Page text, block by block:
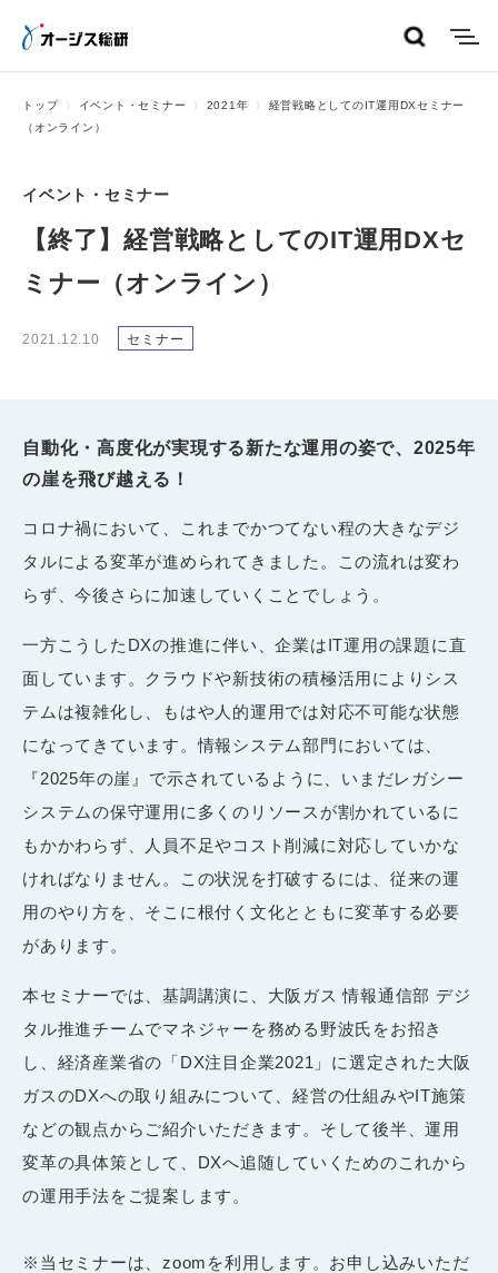
トップ イベント・セミナー 2021年
経営戦略としてのIT運用DXセミナー
（オンライン）
イベント・セミナー
【終了】経営戦略としてのIT運用DXセ
ミナー（オンライン）
2021.12.10 セミナー
自動化・高度化が実現する新たな運用の姿で、2025年
の崖を飛び越える！
コロナ禍において、これまでかつてない程の大きなデジ
タルによる変革が進められてきました。この流れは変わ
らず、今後さらに加速していくことでしょう。
一方こうしたDXの推進に伴い、企業はIT運用の課題に直
面しています。クラウドや新技術の積極活用によりシス
テムは複雑化し、もはや人的運用では対応不可能な状態
になってきています。情報システム部門においては、
『2025年の崖』で示されているように、いまだレガシー
システムの保守運用に多くのリソースが割かれているに
もかかわらず、人員不足やコスト削減に対応していかな
ければなりません。この状況を打破するには、従来の運
用のやり方を、そこに根付く文化とともに変革する必要
があります。
本セミナーでは、基調講演に、大阪ガス 情報通信部 デジ
タル推進チームでマネジャーを務める野波氏をお招き
し、経済産業省の「DX注目企業2021」に選定された大阪
ガスのDXへの取り組みについて、経営の仕組みやIT施策
などの観点からご紹介いただきます。そして後半、運用
変革の具体策として、DXへ追随していくためのこれから
の運用手法をご提案します。
※当セミナーは、zoomを利用します。お申し込みいただ